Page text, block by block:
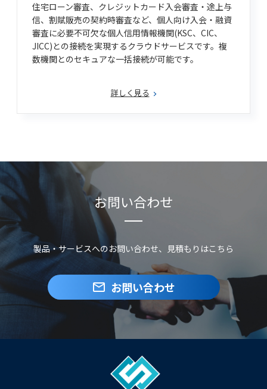
住宅ローン審査、クレジットカード入会審査・途上与
信、割賦販売の契約時審査など、個人向け入会・融資
審査に必要不可欠な個人信用情報機関(KSC、CIC、
JICC)との接続を実現するクラウドサービスです。複
数機関とのセキュアな一括接続が可能です。
詳しく見る
お問い合わせ
製品・サービスへのお問い合わせ、見積もりはこちら
mail お問い合わせ